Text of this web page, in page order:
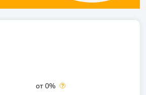
от 0%